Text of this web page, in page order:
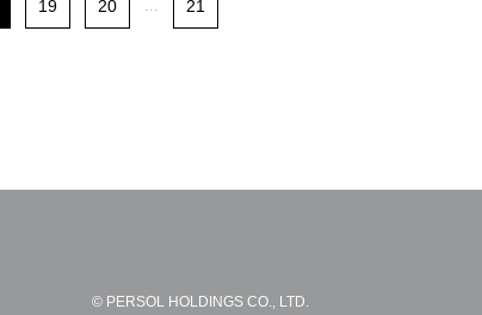
19 20 ... 21
© PERSOL HOLDINGS CO., LTD.